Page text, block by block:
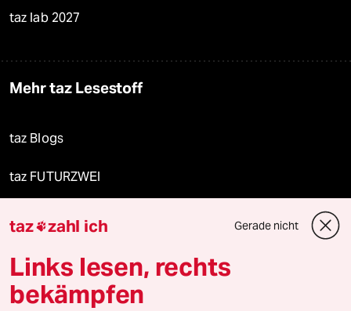
taz lab 2027
Mehr taz Lesestoff
taz Blogs
taz FUTURZWEI
taz zahl ich Gerade nicht
Links lesen, rechts
bekämpfen